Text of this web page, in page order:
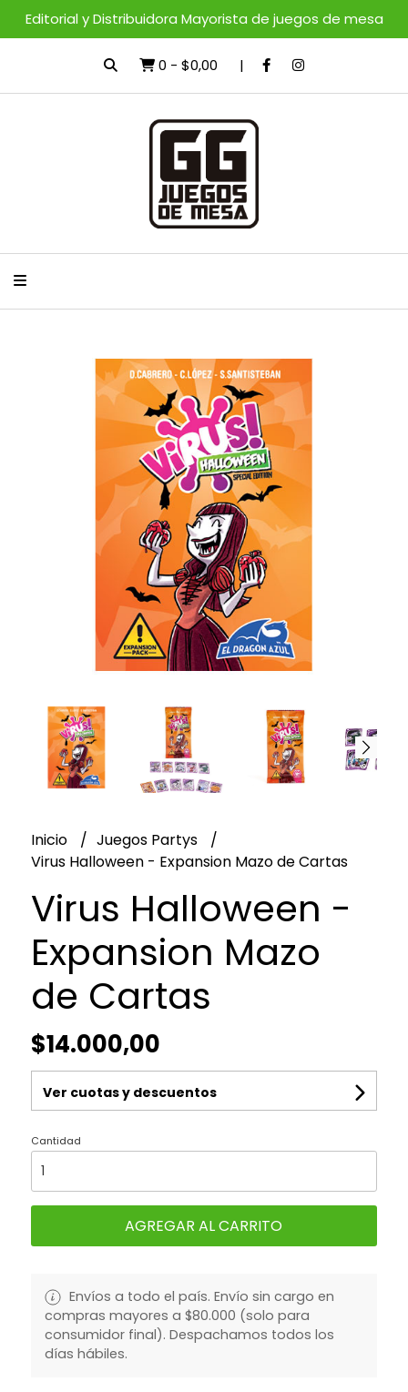
Editorial y Distribuidora Mayorista de juegos de mesa
0 - $0,00
Inicio
Juegos Partys
Virus Halloween - Expansion Mazo de Cartas
Virus Halloween -
Expansion Mazo
de Cartas
$14.000,00
Ver cuotas y descuentos
Cantidad
AGREGAR AL CARRITO
Envíos a todo el país. Envío sin cargo en
compras mayores a $80.000 (solo para
consumidor final). Despachamos todos los
días hábiles.